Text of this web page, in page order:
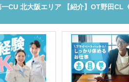
CU 北大阪エリア 【紹介】OT野田CL